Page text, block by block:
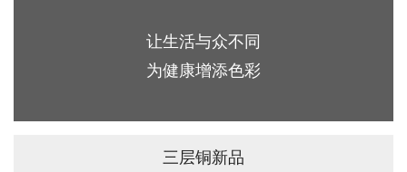
让生活与众不同
为健康增添色彩
三层铜新品